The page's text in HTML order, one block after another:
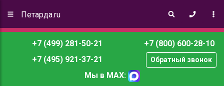
Петарда.ru
+7 (499) 281-50-21
+7 (495) 921-37-21
+7 (800) 600-28-10
Обратный звонок
Мы в MAX: